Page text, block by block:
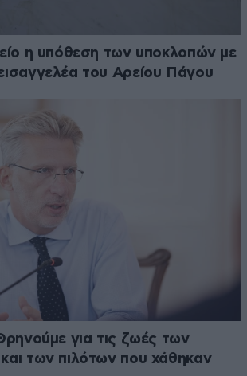
η υπόθεση των υποκλοπών με
του Αρείου Πάγου
για τις ζωές των
των πιλότων που χάθηκαν